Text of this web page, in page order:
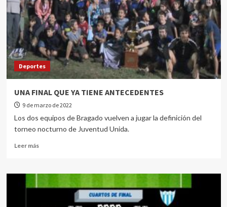
Deportes
UNA FINAL QUE YA TIENE ANTECEDENTES
9 de marzo de 2022
Los dos equipos de Bragado vuelven a jugar la definición del
torneo nocturno de Juventud Unida.
Leer más